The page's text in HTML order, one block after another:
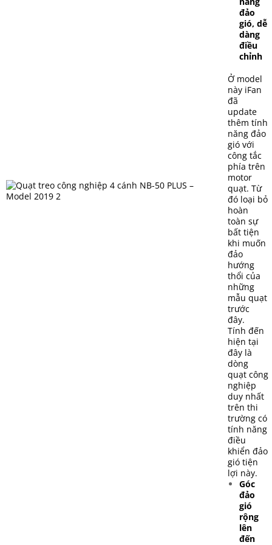
đảo
gió, dễ
dàng
điều
chỉnh
Ở model
này iFan
đã
update
thêm tính
năng đảo
gió với
công tắc
phía trên
motor
quạt. Từ
đó loại bỏ
hoàn
toàn sự
bất tiện
khi muốn
đảo
hướng
thổi của
những
mẫu quạt
trước
đây.
Tính đến
hiện tại
đây là
dòng
quạt công
nghiệp
duy nhất
trên thi
trường có
tính năng
điều
khiển đảo
gió tiện
lợi này.
Góc
đảo
gió
rộng
lên
đến